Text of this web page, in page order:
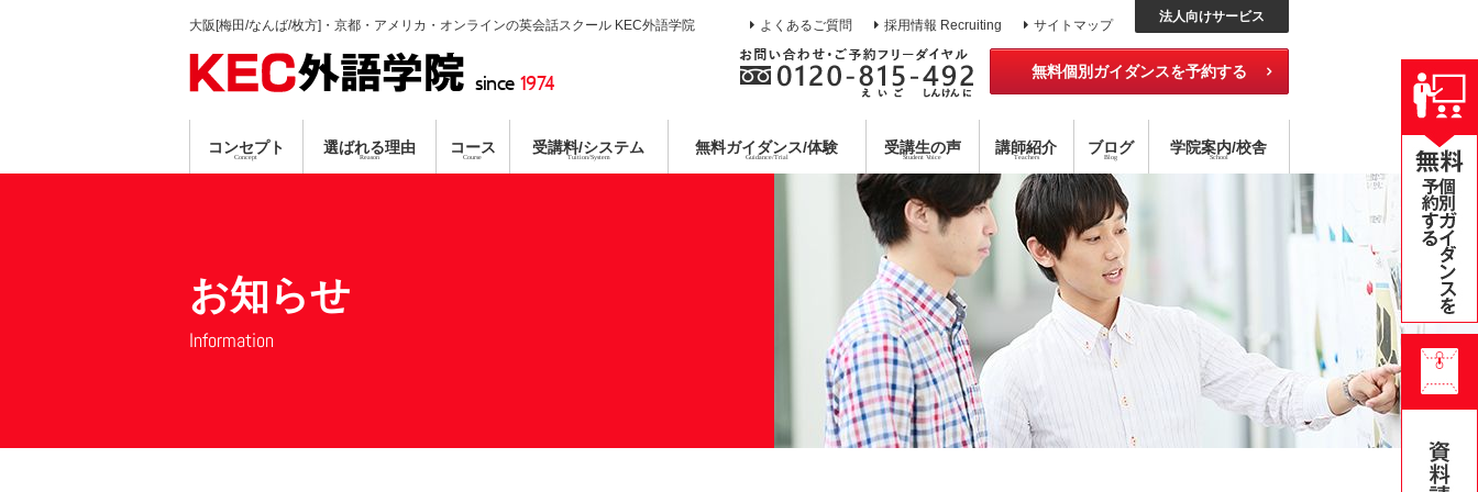
大阪[梅田/なんば/枚方]・京都・アメリカ・オンラインの英会話スクール KEC外語学院
since 1974
よくあるご質問 採用情報 Recruiting サイトマップ
法人向けサービス
無料個別ガイダンスを予約する
コンセプト
Concept
目標達成型 語学スクール
選ばれる理由
Reason
コミットメントシステム コーチング×指導 ハイブリッド型選択受講
コース
Course
各種外国語コース
受講料/システム
Tuition/System
無料ガイダンス/体験
Guidance/Trial
無料体験レッスン 無料公開セミナー
受講生の声
Student Voice
講師紹介
Teachers
ブログ
Blog
学院案内/校舎
School
アメリカ校 オンライン・スクール
お知らせ
Information